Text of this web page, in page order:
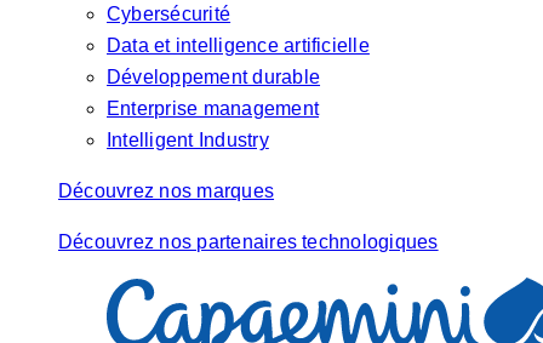
Cybersécurité
Data et intelligence artificielle
Développement durable
Enterprise management
Intelligent Industry
Découvrez nos marques
Découvrez nos partenaires technologiques